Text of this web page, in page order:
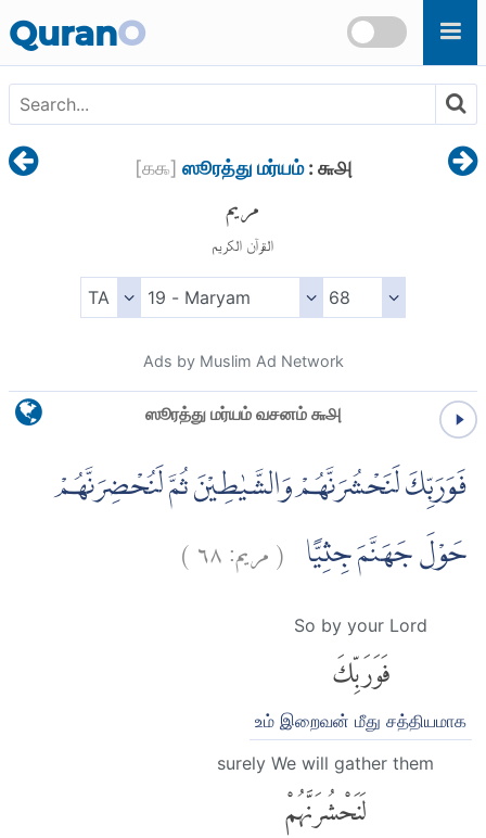
QuranO
[௧௯] ஸூரத்து மர்யம்: ௬௮
مريم
القرآن الكريم
Ads by Muslim Ad Network
ஸூரத்து மர்யம் வசனம் ௬௮
فَوَرَبِّكَ لَنَحْشُرَنَّهُمْ وَالشَّيٰطِيْنَ ثُمَّ لَنُحْضِرَنَّهُمْ
حَوْلَ جَهَنَّمَ جِثِيًّا (مريم:٦٨)
So by your Lord
فَوَرَبِّكَ
உம் இறைவன் மீது சத்தியமாக
surely We will gather them
لَنَحْشُرَنَّهُمْ